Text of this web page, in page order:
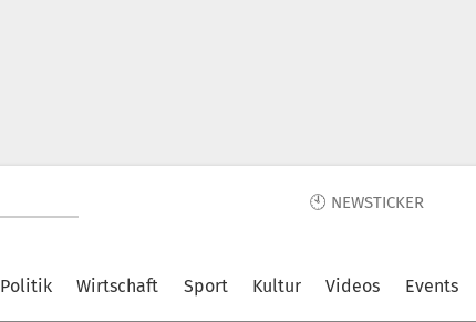
🕙 NEWSTICKER
Politik Wirtschaft Sport Kultur Videos Events